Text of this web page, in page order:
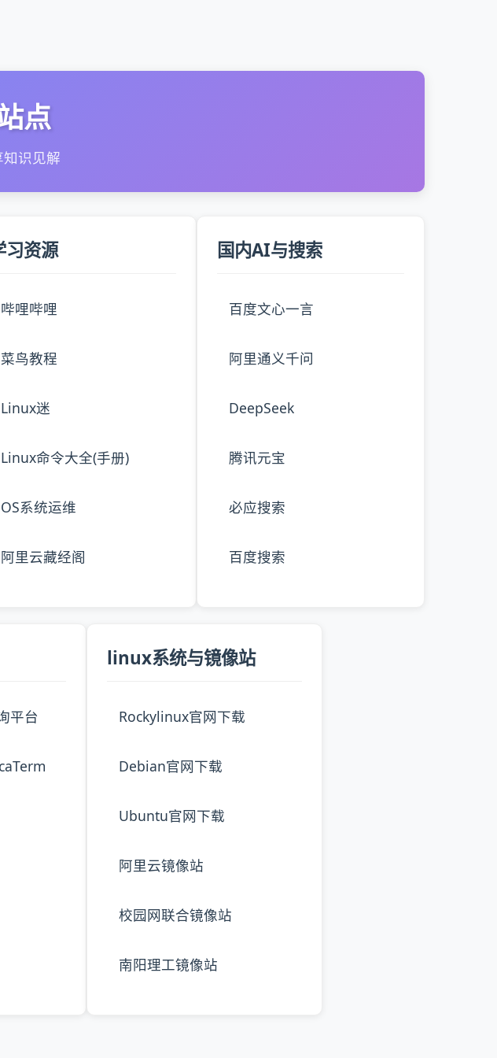
点
识见解
习资源
哔哩哔哩
菜鸟教程
Linux迷
Linux命令大全(手册)
OS系统运维
阿里云藏经阁
国内AI与搜索
百度文心一言
阿里通义千问
DeepSeek
腾讯元宝
必应搜索
百度搜索
平台
linux系统与镜像站
Rockylinux官网下载
Debian官网下载
Ubuntu官网下载
阿里云镜像站
校园网联合镜像站
南阳理工镜像站